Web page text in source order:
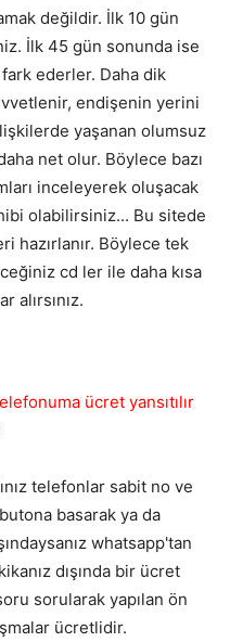
değildir. İlk 10 gün
İlk 45 gün sonunda ise
ederler. Daha dik
endişenin yerini
yaşanan olumsuz
net olur. Böylece bazı
inceleyerek oluşacak
olabilirsiniz... Bu sitede
hazırlanır. Böylece tek
cd ler ile daha kısa
alırsınız.
ücret yansıtılır
telefonlar sabit no ve
basarak ya da
whatsapp'tan
dışında bir ücret
sorularak yapılan ön
ücretlidir.